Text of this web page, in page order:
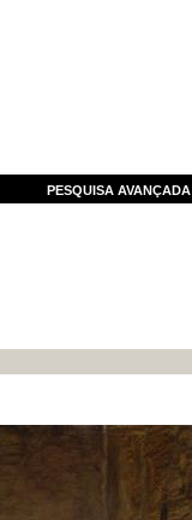
PESQUISA AVANÇADA